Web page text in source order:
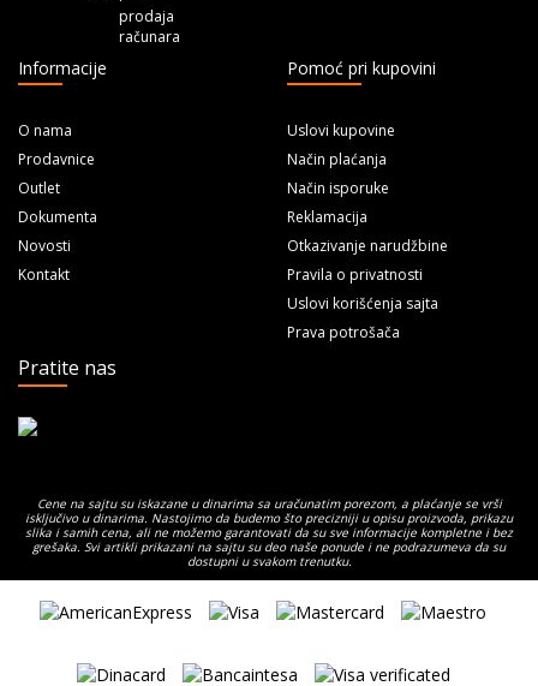
Informacije
O nama
Prodavnice
Outlet
Dokumenta
Novosti
Kontakt
Pomoć pri kupovini
Uslovi kupovine
Način plaćanja
Način isporuke
Reklamacija
Otkazivanje narudžbine
Pravila o privatnosti
Uslovi korišćenja sajta
Prava potrošača
Pratite nas
Cene na sajtu su iskazane u dinarima sa uračunatim porezom, a plaćanje se vrši
isključivo u dinarima. Nastojimo da budemo što precizniji u opisu proizvoda, prikazu
slika i samih cena, ali ne možemo garantovati da su sve informacije kompletne i bez
grešaka. Svi artikli prikazani na sajtu su deo naše ponude i ne podrazumeva da su
dostupni u svakom trenutku.